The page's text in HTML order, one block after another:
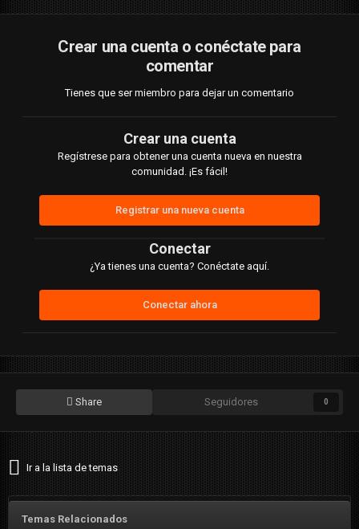
Crear una cuenta o conéctate para
comentar
Tienes que ser miembro para dejar un comentario
Crear una cuenta
Regístrese para obtener una cuenta nueva en nuestra
comunidad. ¡Es fácil!
Registrar una nueva cuenta
Conectar
¿Ya tienes una cuenta? Conéctate aquí.
Conectar ahora
Share Seguidores 0
Ir a la lista de temas
Temas Relacionados